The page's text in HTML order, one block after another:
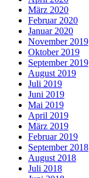
März 2020
Februar 2020
Januar 2020
November 2019
Oktober 2019
September 2019
August 2019
Juli 2019
Juni 2019
Mai 2019
April 2019
März 2019
Februar 2019
September 2018
August 2018
Juli 2018